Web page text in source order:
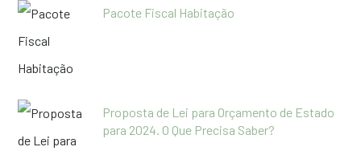
Pacote Fiscal Habitação
Proposta de Lei para Orçamento de Estado
para 2024. O Que Precisa Saber?